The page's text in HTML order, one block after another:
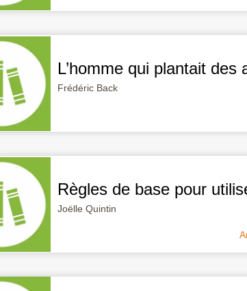
L’homme qui plantait des
Frédéric Back
Règles de base pour
Joëlle Quintin